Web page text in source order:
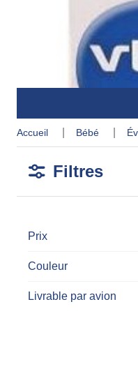
accueil bébé
Filtres
Prix
Couleur
Livrable par avion